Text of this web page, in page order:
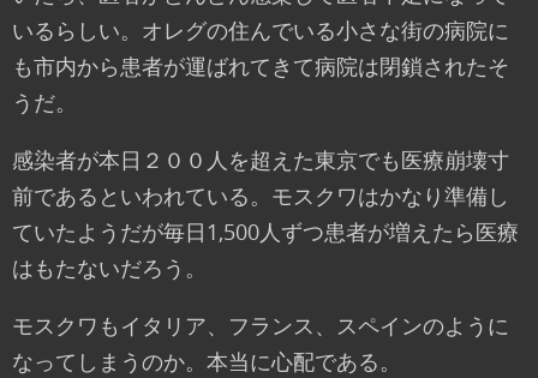
いるらしい。オレグの住んでいる小さな街の病院に
も市内から患者が運ばれてきて病院は閉鎖されたそ
うだ。
感染者が本日２００人を超えた東京でも医療崩壊寸
前であるといわれている。モスクワはかなり準備し
ていたようだが毎日1,500人ずつ患者が増えたら医療
はもたないだろう。
モスクワもイタリア、フランス、スペインのように
なってしまうのか。本当に心配である。